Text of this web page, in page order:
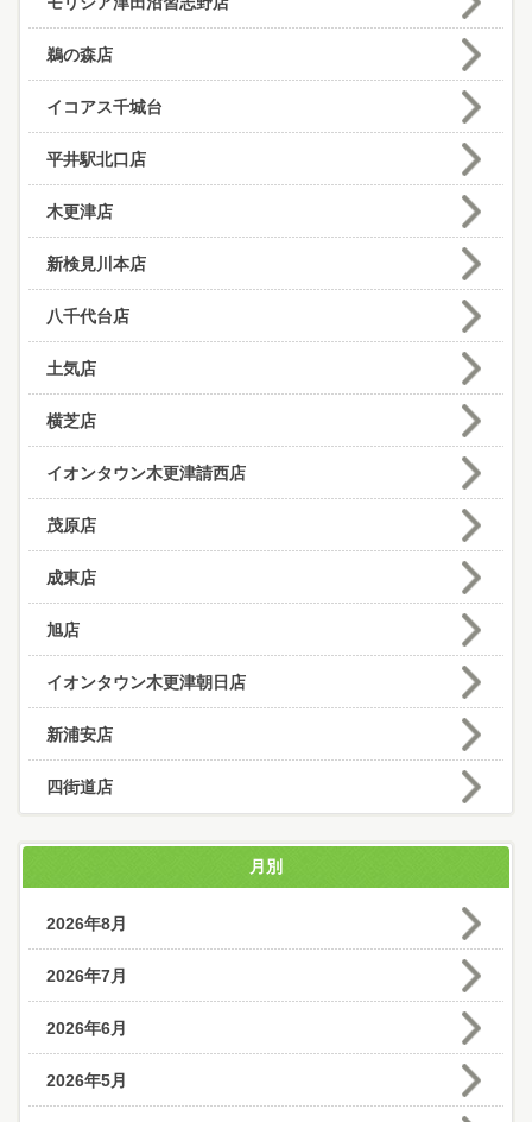
鵜の森店
イコアス千城台
平井駅北口店
木更津店
新検見川本店
八千代台店
土気店
横芝店
イオンタウン木更津請西店
茂原店
成東店
旭店
イオンタウン木更津朝日店
新浦安店
四街道店
月別
2026年8月
2026年7月
2026年6月
2026年5月